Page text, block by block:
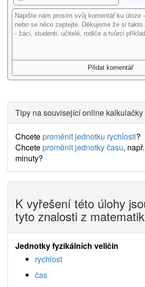
Tipy na související online kalkulačky
Chceteproměnit jednotku rychlosti?
Chceteproměnit jednotky času,
minuty?
K vyřešení této úlohy
tyto znalosti z
Jednotky fyzikálních veličin
rychlost
čas